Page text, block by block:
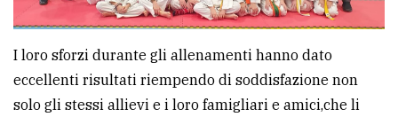
Privacy
I loro sforzi durante gli allenamenti hanno dato
eccellenti risultati riempendo di soddisfazione non
solo gli stessi allievi e i loro famigliari e amici,che li